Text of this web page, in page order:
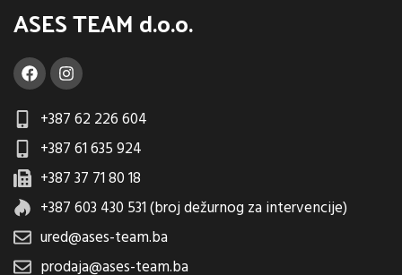
ASES TEAM d.o.o.
+387 62 226 604
+387 61 635 924
+387 37 71 80 18
+387 603 430 531 (broj dežurnog za intervencije)
ured@ases-team.ba
prodaja@ases-team.ba